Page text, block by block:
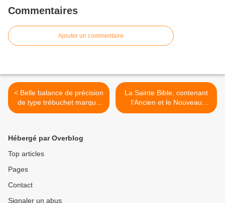
Commentaires
Ajouter un commentaire
< Belle balance de précision
de type trébuchet marque
TRAYVOU
La Sainte Bible, contenant
l'Ancien et le Nouveau
Testament, traduite en
Hébergé par Overblog
Top articles
Pages
Contact
Signaler un abus